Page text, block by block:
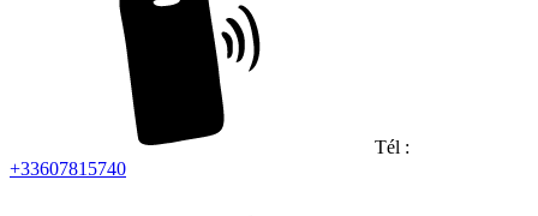
Tél :
+33607815740